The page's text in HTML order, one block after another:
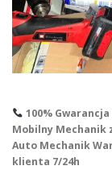
100%
Mobilny Mechanik
Auto Mechanik
klienta 7/24h